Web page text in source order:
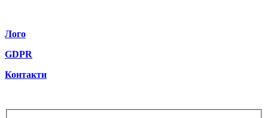
Лого
GDPR
Контакти